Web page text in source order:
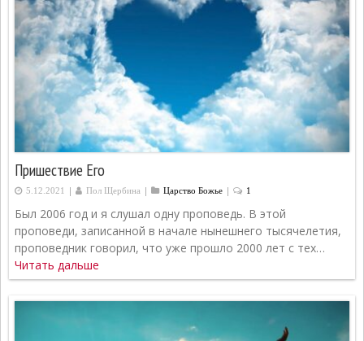
Пришествие Его
5.12.2021 | Пол Щербина | Царство Божье | 1
Был 2006 год и я слушал одну проповедь. В этой
проповеди, записанной в начале нынешнего тысячелетия,
проповедник говорил, что уже прошло 2000 лет с тех…
Читать дальше